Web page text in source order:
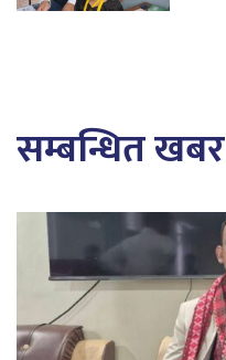
सम्बन्धित खबर